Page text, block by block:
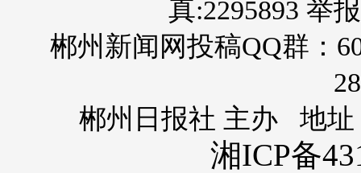
真:2295893 举
郴州新闻网投稿QQ群：
郴州日报社 主办 地址
湘ICP备